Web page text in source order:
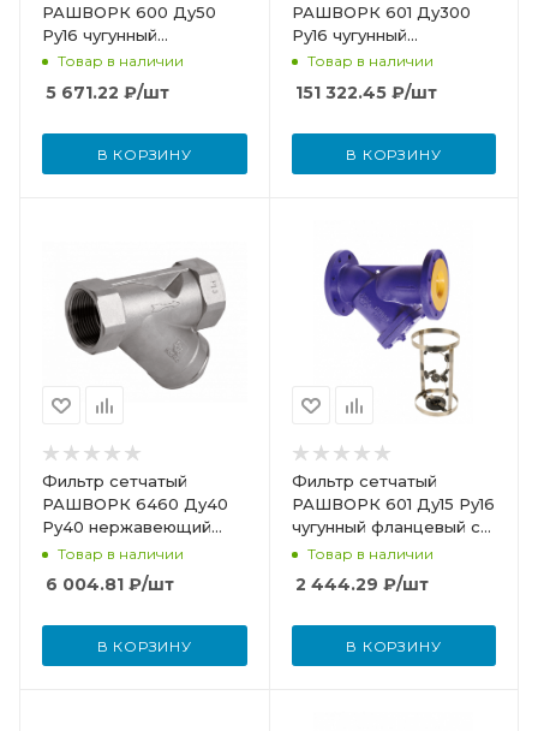
РАШВОРК 600 Ду50
Ру16 чугунный
фланцевый со сливной
Товар в наличии
5 671.22 ₽/шт
В КОРЗИНУ
РАШВОРК 601 Ду300
Ру16 чугунный
фланцевый со сливной
пробкой и магнитной
вставкой
Товар в наличии
151 322.45₽/шт
В КОРЗИНУ
Фильтр сетчатый
РАШВОРК 6460 Ду40
Ру40 нержавеющий
резьбовой 6460-040-
Товар в наличии
6 004.81 ₽/шт
В КОРЗИНУ
Фильтр сетчатый
РАШВОРК 601 Ду15 Ру16
чугунный фланцевый со
сливной пробкой и
магнитной вставкой
Товар в наличии
2 444.29 ₽/шт
В КОРЗИНУ